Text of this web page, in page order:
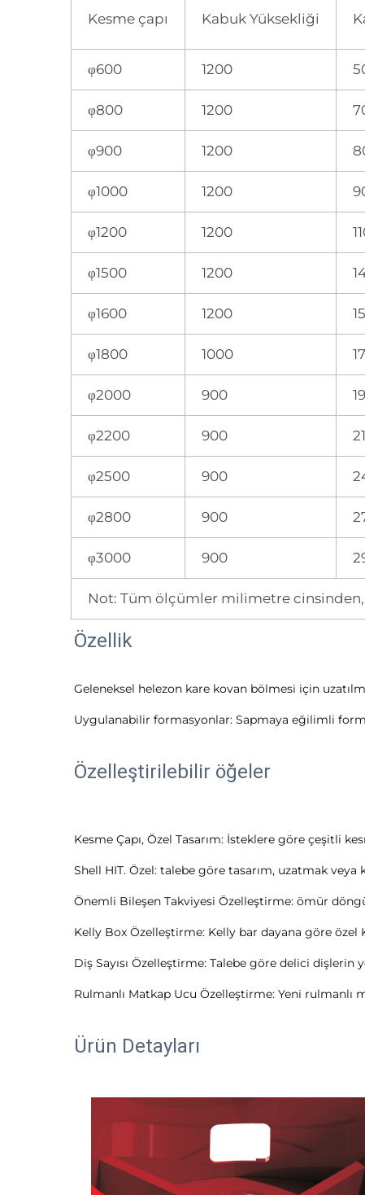
Kesme çapı Kabuk Yüksekliği
φ600 1200
φ800 1200
φ900 1200
φ1000 1200
φ1200 1200
φ1500 1200
φ1600 1200
φ1800 1000
φ2000 900
φ2200 900
φ2500 900
φ2800 900
φ3000 900
Not: Tüm ölçümler milimetre
Özellik
Geleneksel helezon kare kovan bölmesi için
Uygulanabilir formasyonlar: Sapmaya eğilimli
Özelleştirilebilir öğeler
Kesme Çapı, Özel Tasarım: İsteklere göre çeşitli
Shell HIT. Özel: talebe göre tasarım, uzatmak
Önemli Bileşen Takviyesi Özelleştirme: ömür
Kelly Box Özelleştirme: Kelly bar dayana göre özel
Diş Sayısı Özelleştirme: Talebe göre delici dişlerin
Rulmanlı Matkap Ucu Özelleştirme: Yeni rulmanlı
Ürün Detayları